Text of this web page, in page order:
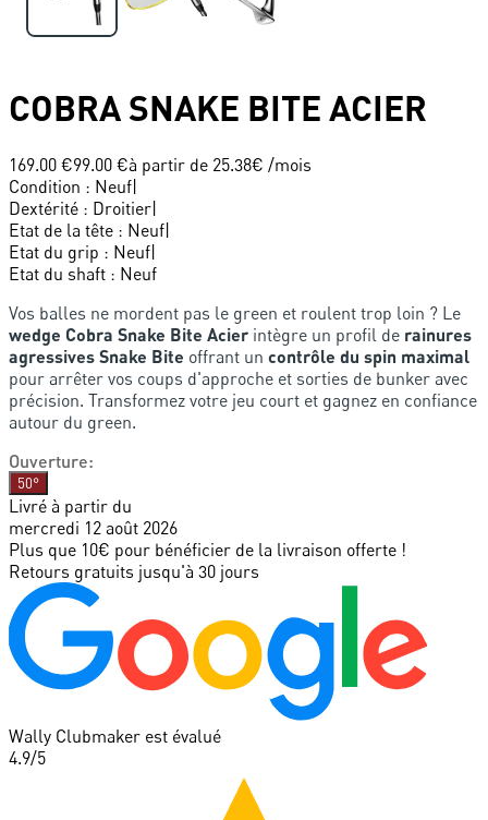
COBRA SNAKE BITE ACIER
169.00 €99.00 €à partir de 25.38€ /mois
Condition : Neuf|
Dextérité : Droitier|
Etat de la tête : Neuf|
Etat du grip : Neuf|
Etat du shaft : Neuf
Vos balles ne mordent pas le green et roulent trop loin ? Le
wedge Cobra Snake Bite Acier intègre un profil de rainures
agressives Snake Bite offrant un contrôle du spin maximal
pour arrêter vos coups d'approche et sorties de bunker avec
précision. Transformez votre jeu court et gagnez en confiance
autour du green.
Ouverture:
50°
Livré à partir du
mercredi 12 août 2026
Plus que 10€ pour bénéficier de la livraison offerte !
Retours gratuits jusqu'à 30 jours
Wally Clubmaker est évalué
4.9/5